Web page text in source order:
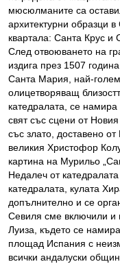
мюсюлманите са
архитектурни образци
квартала: Санта Крус и
След отвоюването на
издига през 1507
Санта Мария, най-
олицетворяващ
катедралата, се
свят със сцени от
със злато, доставено
великия Христофор
картина на Мурильо
Недалеч от
катедралата, кулата
допълнително и се
Севиля сме включили и
Луиза, където се
площад Испания с
всички андалуски